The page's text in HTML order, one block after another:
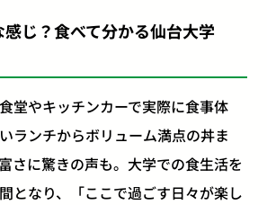
じ？食べて分かる仙台大学
堂やキッチンカーで実際に食事体
ランチからボリューム満点の丼ま
さに驚きの声も。大学での食生活を
となり、「ここで過ごす日々が楽し